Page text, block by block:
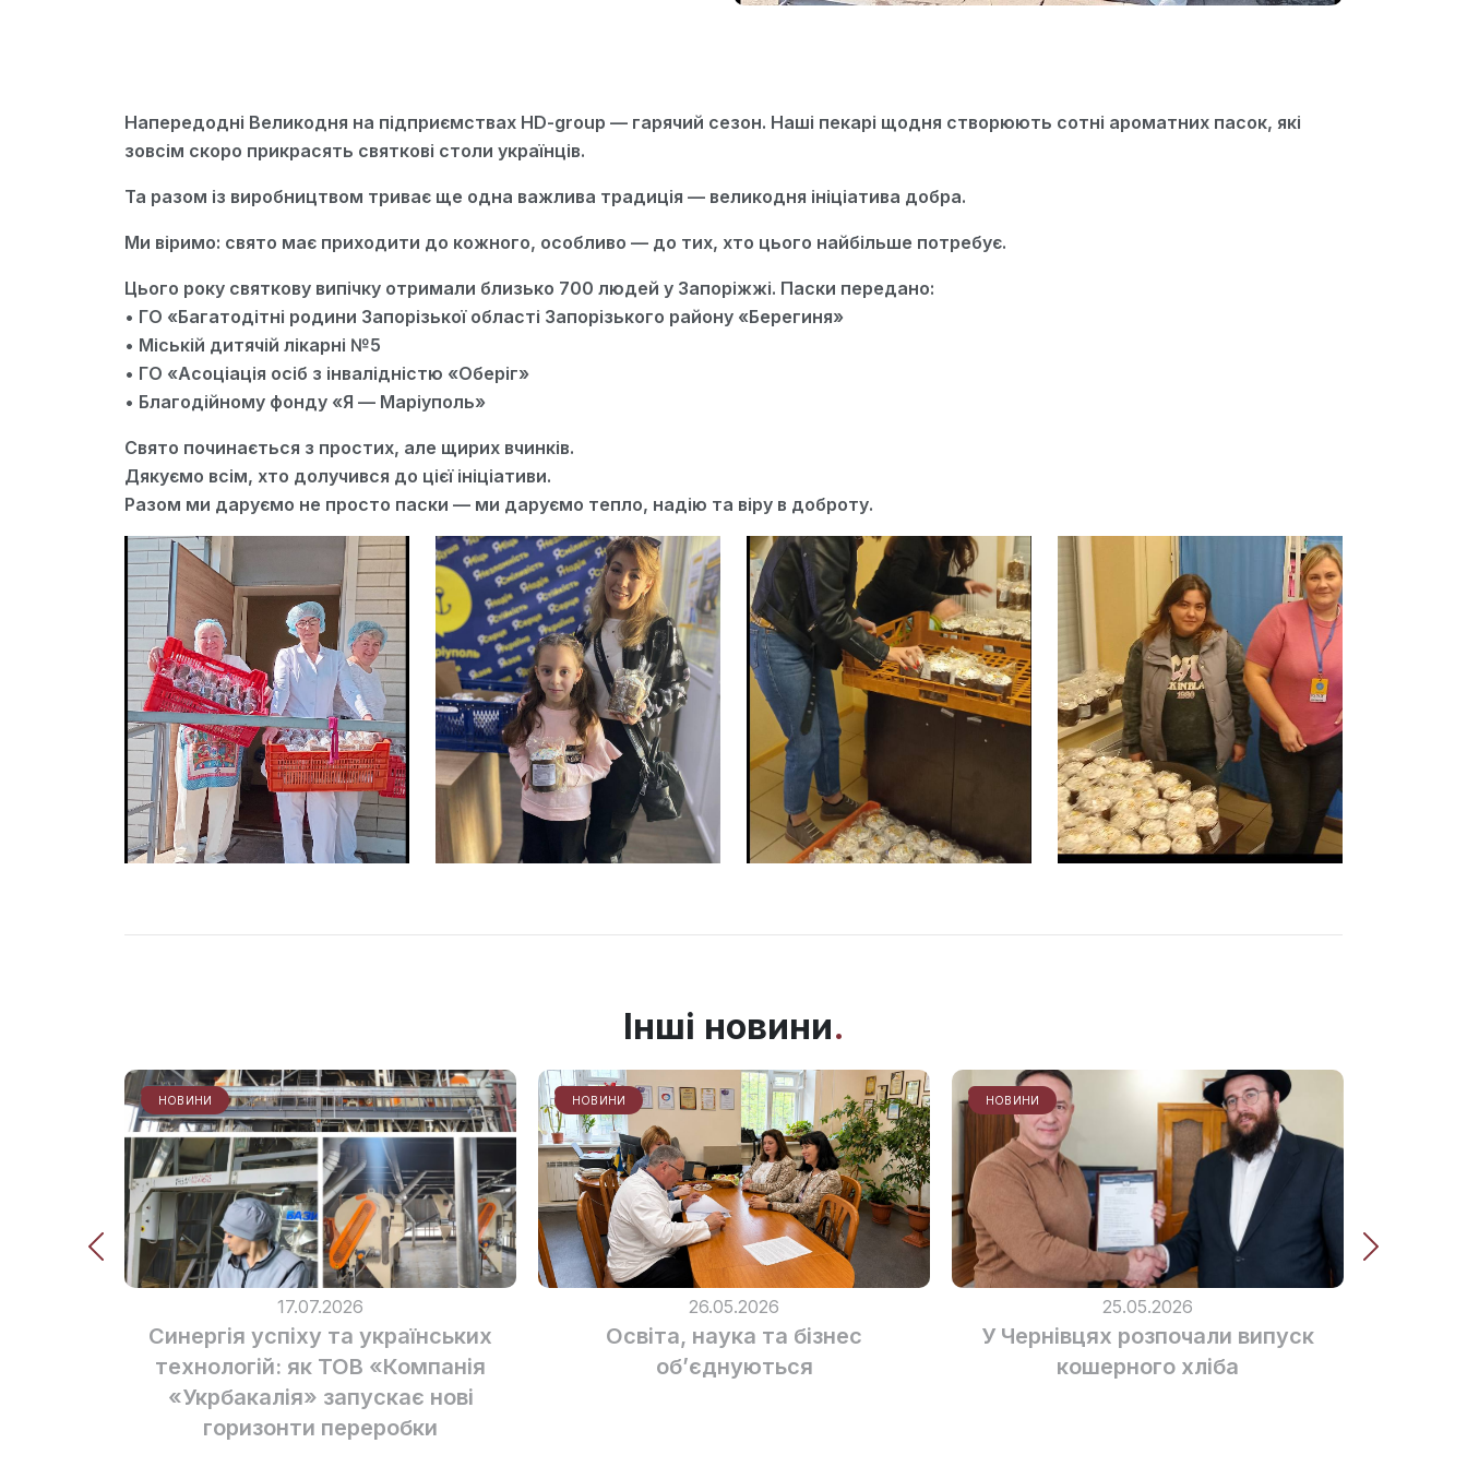
Напередодні Великодня на підприємствах HD-group — гарячий сезон. Наші пекарі щодня створюють сотні ароматних пасок, які
зовсім скоро прикрасять святкові столи українців.
Та разом із виробництвом триває ще одна важлива традиція — великодня ініціатива добра.
Ми віримо: свято має приходити до кожного, особливо — до тих, хто цього найбільше потребує.
Цього року святкову випічку отримали близько 700 людей у Запоріжжі. Паски передано:
• ГО «Багатодітні родини Запорізької області Запорізького району «Берегиня»
• Міській дитячій лікарні №5
• ГО «Асоціація осіб з інвалідністю «Оберіг»
• Благодійному фонду «Я — Маріуполь»
Свято починається з простих, але щирих вчинків.
Дякуємо всім, хто долучився до цієї ініціативи.
Разом ми даруємо не просто паски — ми даруємо тепло, надію та віру в доброту.
Інші новини
НОВИНИ
17.07.2026
Синергія успіху та українських
технологій: як ТОВ «Компанія
«Укрбакалія» запускає нові
горизонти переробки
НОВИНИ
26.05.2026
Освіта, наука та бізнес
об’єднуються
НОВИНИ
25.05.2026
У Чернівцях розпочали випуск
кошерного хліба